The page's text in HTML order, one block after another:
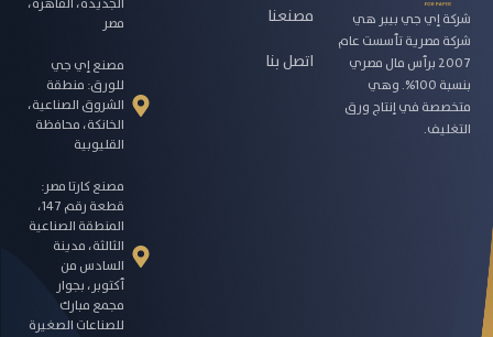
شركة إي جي بيبر هي
شركة مصرية تأسست عام
2007 برأس مال مصري
بنسبة 100%. وهي
متخصصة في إنتاج ورق
التغليف.
مصنعنا
اتصل بنا
مصر
مصنع إي جي
للورق: منطقة
الشروق الصناعية،
الخانكة، محافظة
القليوبية
مصنع كارتا مصر:
قطعة رقم 147،
المنطقة الصناعية
الثالثة، مدينة
السادس من
أكتوبر، بجوار
مجمع مبارك
للصناعات الصغيرة